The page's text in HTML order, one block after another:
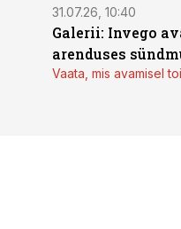
31.07.26, 10:40
Galerii: Invego
arenduses
Vaata, mis avamisel